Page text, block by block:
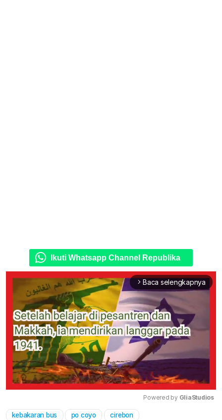
Ikuti Whatsapp Channel Republika
arrow_forward_ios Baca selengkapnya
Powered by GliaStudios
kebakaran bus po coyo cirebon